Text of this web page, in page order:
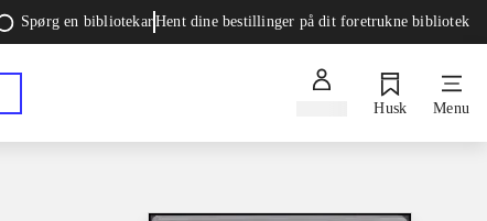
Spørg en bibliotekarHent dine bestillinger på dit foretrukne bibliotek
Husk Menu